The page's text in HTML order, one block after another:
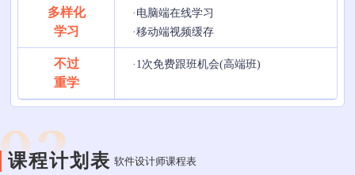
多样化
学习
·电脑端在线学习
·移动端视频缓存
不过
重学
·1次免费跟班机会(高端班)
课程计划表 软件设计师课程表